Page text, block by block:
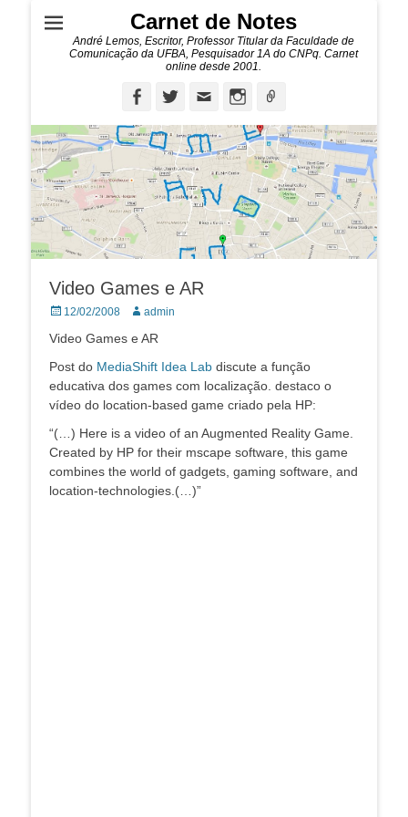
Carnet de Notes
André Lemos, Escritor, Professor Titular da Faculdade de
Comunicação da UFBA, Pesquisador 1A do CNPq. Carnet
online desde 2001.
FacebookTwitterEmail Instagram
Video Games e AR
Posted
12/02/2008 Autor:admin
Video Games e AR
Post do MediaShift Idea Lab discute a função
educativa dos games com localização. destaco o
vídeo do location-based game criado pela HP:
“(…) Here is a video of an Augmented Reality Game.
Created by HP for their mscape software, this game
combines the world of gadgets, gaming software, and
location-technologies.(…)”